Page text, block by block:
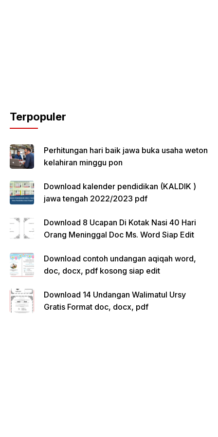
Terpopuler
Perhitungan hari baik jawa buka usaha weton
kelahiran minggu pon
Download kalender pendidikan (KALDIK )
jawa tengah 2022/2023 pdf
Download 8 Ucapan Di Kotak Nasi 40 Hari
Orang Meninggal Doc Ms. Word Siap Edit
Download contoh undangan aqiqah word,
doc, docx, pdf kosong siap edit
Download 14 Undangan Walimatul Ursy
Gratis Format doc, docx, pdf